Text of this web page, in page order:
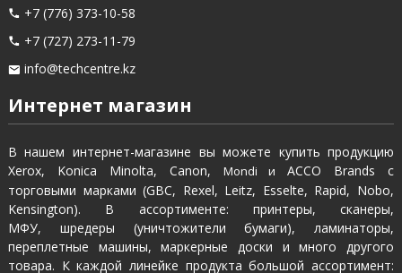
+7 (776) 373-10-58
+7 (727) 273-11-79
info@techcentre.kz
Интернет магазин
В нашем интернет-магазине вы можете купить продукцию
Xerox, Konica Minolta, Canon, Mondi иACCO Brands с
торговыми марками (GBC, Rexel, Leitz, Esselte, Rapid, Nobo,
Kensington). В ассортименте: принтеры, сканеры,
МФУ, шредеры (уничтожители бумаги), ламинаторы,
переплетные машины, маркерные доски и много другого
товара. К каждой линейке продукта большой ассортимент: